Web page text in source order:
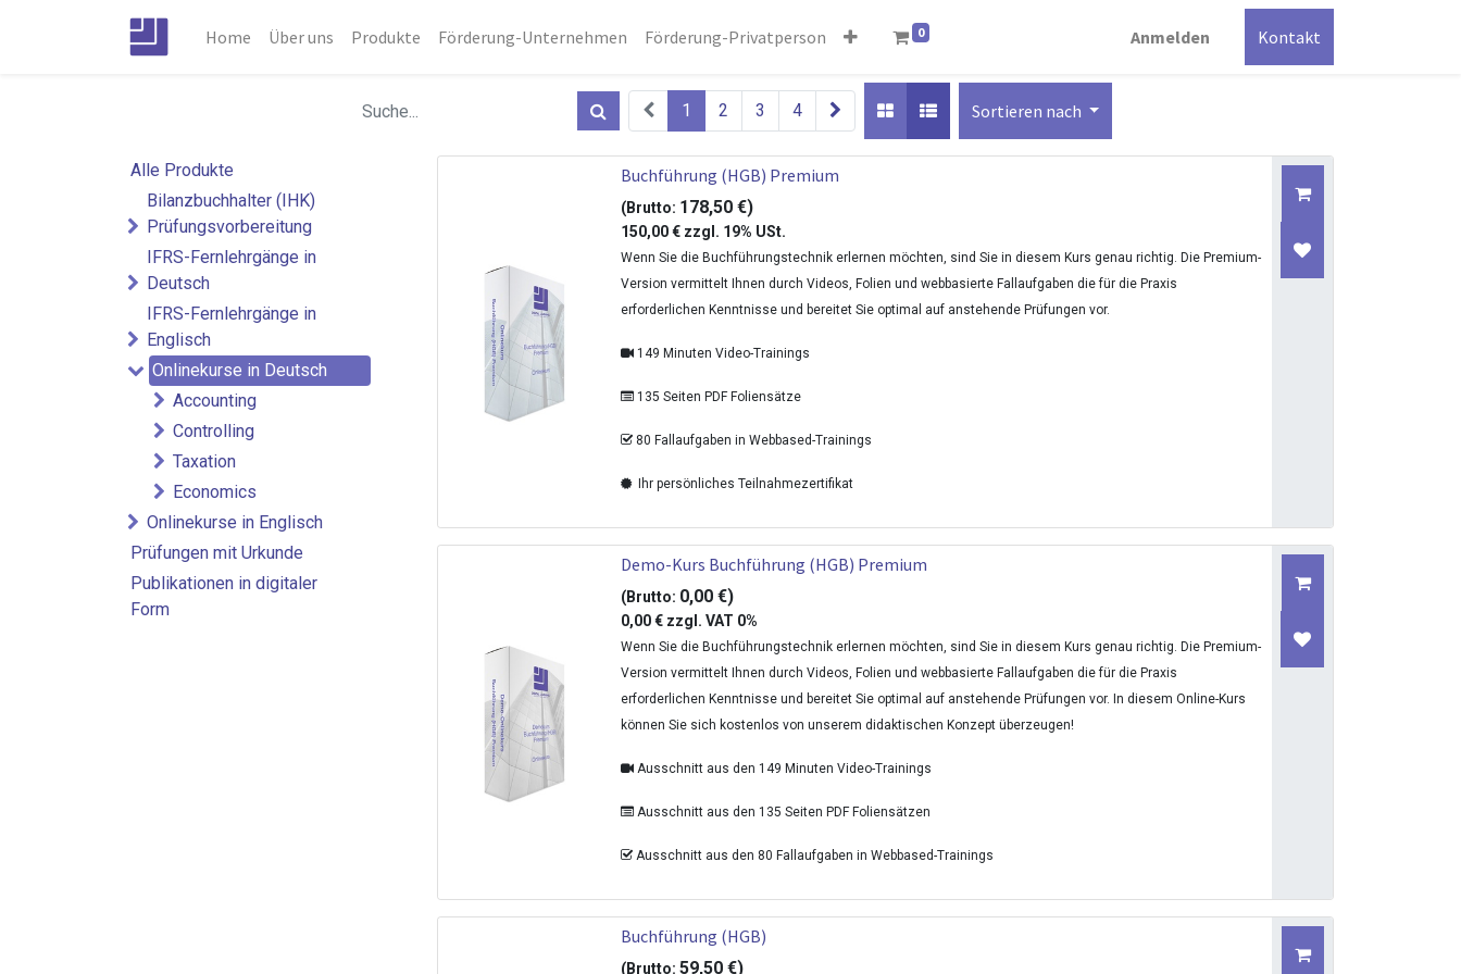
Home Über uns Produkte Förderung-Unternehmen Förderung-Privatperson 0 Anmelden Kontakt
1 2 3 4 Sortieren nach
Alle Produkte
Bilanzbuchhalter (IHK)
Prüfungsvorbereitung
IFRS-Fernlehrgänge in
Deutsch
IFRS-Fernlehrgänge in
Englisch
Onlinekurse in Deutsch
Accounting
Controlling
Taxation
Economics
Onlinekurse in Englisch
Prüfungen mit Urkunde
Publikationen in digitaler
Form
Buchführung (HGB) Premium
(Brutto: 178,50 €)
150,00€ zzgl. 19% USt.
Wenn Sie die Buchführungstechnik erlernen möchten, sind Sie in diesem Kurs genau richtig. Die Premium-
Version vermittelt Ihnen durch Videos, Folien und webbasierte Fallaufgaben die für die Praxis
erforderlichen Kenntnisse und bereitet Sie optimal auf anstehende Prüfungen vor.
149 Minuten Video-Trainings
135 Seiten PDF Foliensätze
80 Fallaufgaben in Webbased-Trainings
Ihr persönliches Teilnahmezertifikat
Demo-Kurs Buchführung (HGB) Premium
(Brutto: 0,00 €)
0,00€ zzgl. VAT 0%
Wenn Sie die Buchführungstechnik erlernen möchten, sind Sie in diesem Kurs genau richtig. Die Premium-
Version vermittelt Ihnen durch Videos, Folien und webbasierte Fallaufgaben die für die Praxis
erforderlichen Kenntnisse und bereitet Sie optimal auf anstehende Prüfungen vor. In diesem Online-Kurs
können Sie sich kostenlos von unserem didaktischen Konzept überzeugen!
Ausschnitt aus den 149 Minuten Video-Trainings
Ausschnitt aus den 135 Seiten PDF Foliensätzen
Ausschnitt aus den 80 Fallaufgaben in Webbased-Trainings
Buchführung (HGB)
(Brutto: 59,50 €)